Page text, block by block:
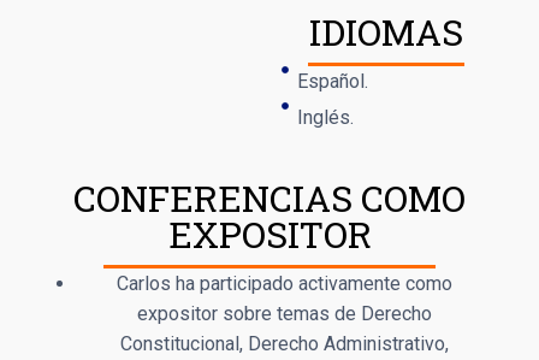
IDIOMAS
Español.
Inglés.
CONFERENCIAS COMO
EXPOSITOR
Carlos ha participado activamente como
expositor sobre temas de Derecho
Constitucional, Derecho Administrativo,